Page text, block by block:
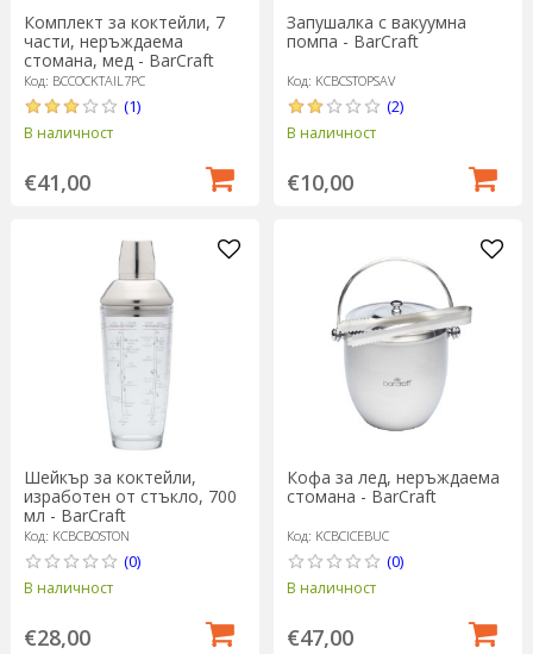
Комплект за коктейли, 7
части, неръждаема
стомана, мед - BarCraft
Код: BCCOCKTAIL7PC
(1)
В наличност
€41,00
Запушалка с вакуумна
помпа - BarCraft
Код: KCBCSTOPSAV
(2)
В наличност
€10,00
Шейкър за коктейли,
изработен от стъкло, 700
мл - BarCraft
Код: KCBCBOSTON
(0)
В наличност
€28,00
Кофа за лед, неръждаема
стомана - BarCraft
Код: KCBCICEBUC
(0)
В наличност
€47,00